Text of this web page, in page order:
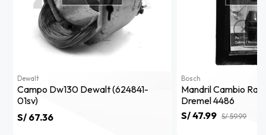
Dewalt
Campo Dw130 Dewalt (624841-
01sv)
S/ 67.36
Bosch
Mandril Cambio
Dremel 4486
S/ 47.99 S/ 59.99